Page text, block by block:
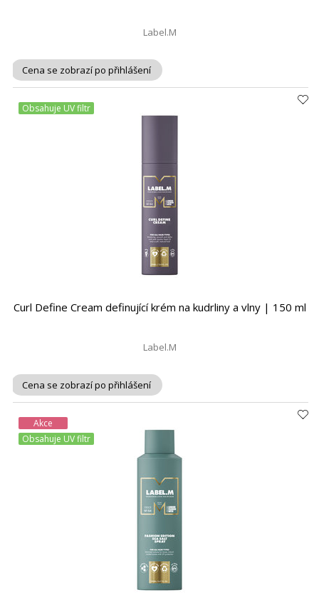
Label.M
Cena se zobrazí po přihlášení
Obsahuje UV filtr
Curl Define Cream definující krém na kudrliny a vlny | 150 ml
Label.M
Cena se zobrazí po přihlášení
Akce
Obsahuje UV filtr